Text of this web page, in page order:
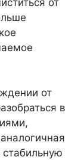
от
в